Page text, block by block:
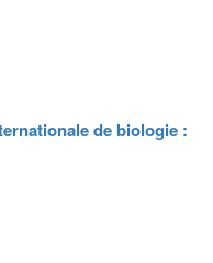
de biologie :